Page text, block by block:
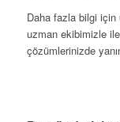
Daha fazla bilgi için
uzman ekibimizle
çözümlerinizde